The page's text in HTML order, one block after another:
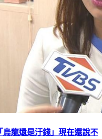
龍還是汙錢」現在還說不